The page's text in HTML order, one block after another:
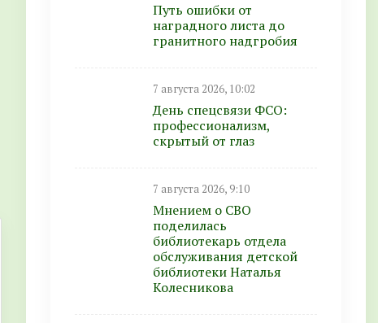
Путь ошибки от
наградного листа до
гранитного надгробия
7 августа 2026, 10:02
День спецсвязи ФСО:
профессионализм,
скрытый от глаз
7 августа 2026, 9:10
Мнением о СВО
поделилась
библиотекарь отдела
обслуживания детской
библиотеки Наталья
Колесникова